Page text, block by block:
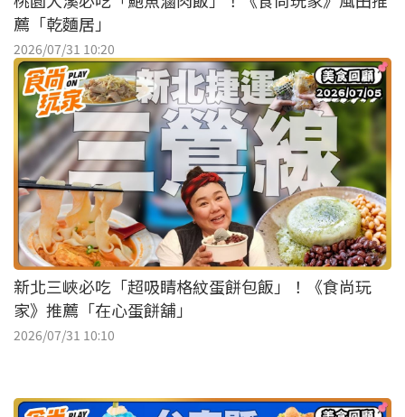
薦「乾麵居」
2026/07/31 10:20
新北三峽必吃「超吸睛格紋蛋餅包飯」！《食尚玩
家》推薦「在心蛋餅舖」
2026/07/31 10:10